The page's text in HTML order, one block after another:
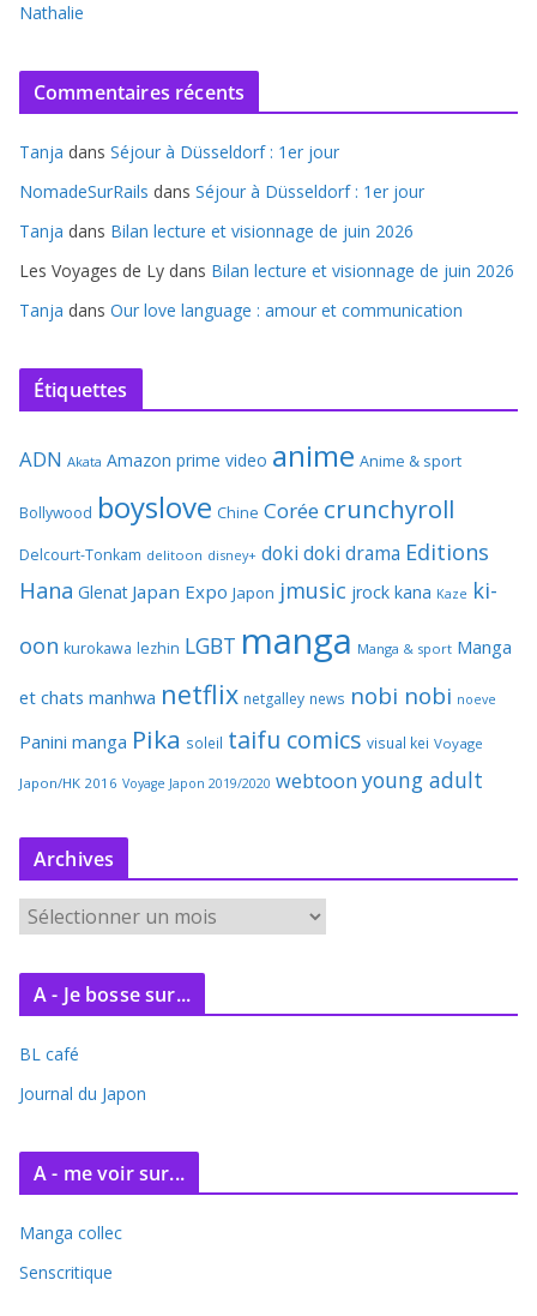
Nathalie
Commentaires récents
Tanja dans Séjour à Düsseldorf : 1er jour
NomadeSurRails dans Séjour à Düsseldorf : 1er jour
Tanja dans Bilan lecture et visionnage de juin 2026
Les Voyages de Ly dans Bilan lecture et visionnage de juin 2026
Tanja dans Our love language : amour et communication
Étiquettes
ADN Akata Amazon prime video anime Anime & sport
Bollywood boyslove Chine Corée crunchyroll
Delcourt-Tonkam delitoon disney+ doki doki drama Editions
Hana Glenat Japan Expo Japon jmusic jrock kana Kaze ki-
oon kurokawa lezhin LGBT manga Manga & sport Manga
et chats manhwa netflix netgalley news nobi nobi noeve
Panini manga Pika soleil taifu comics visual kei Voyage
Japon/HK 2016 Voyage Japon 2019/2020 webtoon young adult
Archives
c
v
e
A - Je bosse sur...
BL café
Journal du Japon
A - me voir sur...
Manga collec
Senscritique